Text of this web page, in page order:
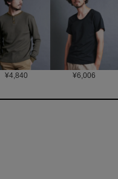
¥4,840 ¥6,006